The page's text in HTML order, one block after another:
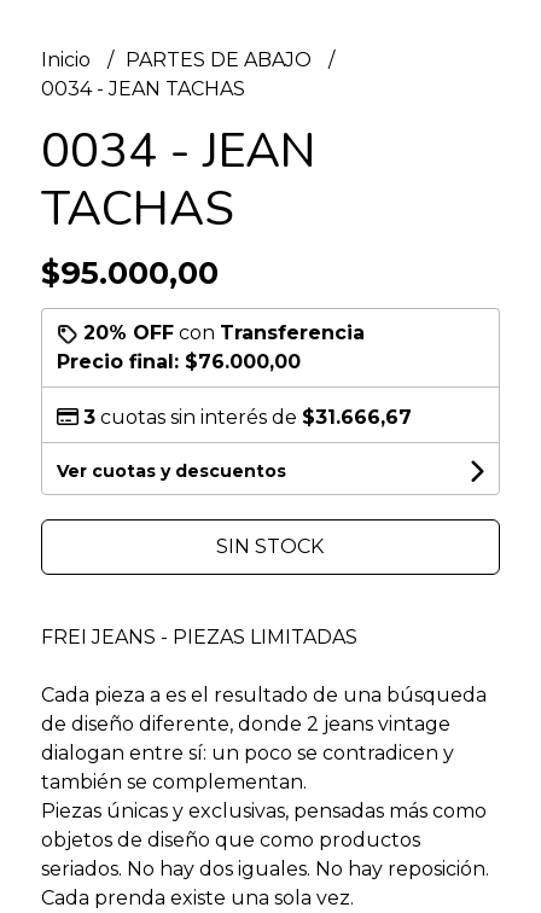
Inicio
PARTES DE ABAJO
0034 - JEAN TACHAS
0034 - JEAN
TACHAS
$95.000,00
20% OFFcon Transferencia
Precio final: $76.000,00
3cuotas sin interés de $31.666,67
Ver cuotas y descuentos
SIN STOCK
FREI JEANS - PIEZAS LIMITADAS
Cada pieza a es el resultado de una búsqueda
de diseño diferente, donde 2 jeans vintage
dialogan entre sí: un poco se contradicen y
también se complementan.
Piezas únicas y exclusivas, pensadas más como
objetos de diseño que como productos
seriados. No hay dos iguales. No hay reposición.
Cada prenda existe una sola vez.